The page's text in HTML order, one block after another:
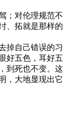
对伦理规范
拓就是那样
自己错误的
五色，耳好
死也不变。
大地显现出